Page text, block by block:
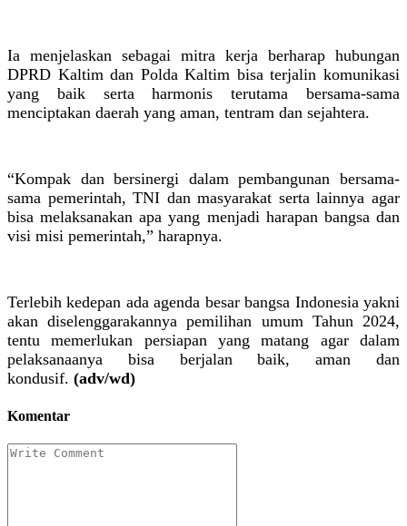
Ia menjelaskan sebagai mitra kerja berharap hubungan
DPRD Kaltim dan Polda Kaltim bisa terjalin komunikasi
yang baik serta harmonis terutama bersama-sama
menciptakan daerah yang aman, tentram dan sejahtera.
“Kompak dan bersinergi dalam pembangunan bersama-
sama pemerintah, TNI dan masyarakat serta lainnya agar
bisa melaksanakan apa yang menjadi harapan bangsa dan
visi misi pemerintah,” harapnya.
Terlebih kedepan ada agenda besar bangsa Indonesia yakni
akan diselenggarakannya pemilihan umum Tahun 2024,
tentu memerlukan persiapan yang matang agar dalam
pelaksanaanya bisa berjalan baik, aman dan
kondusif. (adv/wd)
Komentar